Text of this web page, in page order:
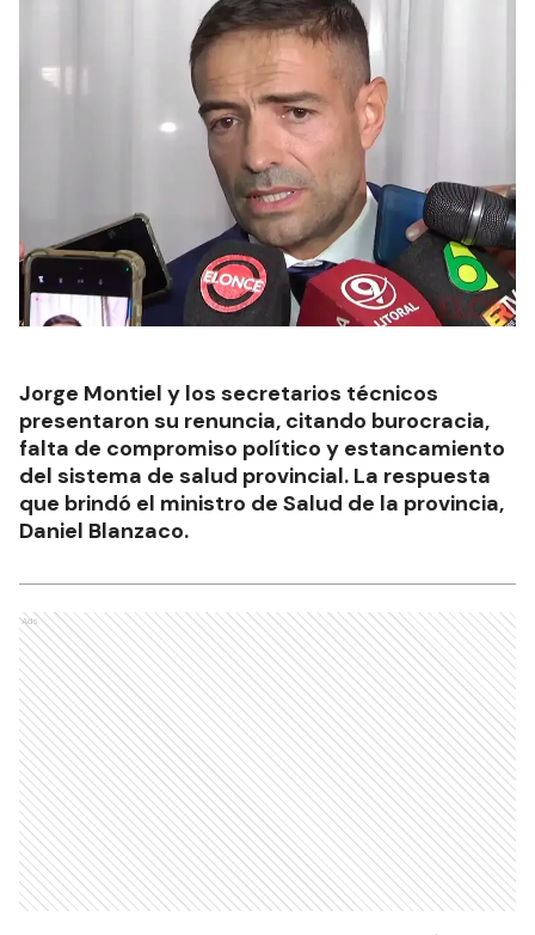
Jorge Montiel y los secretarios técnicos
presentaron su renuncia, citando burocracia,
falta de compromiso político y estancamiento
del sistema de salud provincial. La respuesta
que brindó el ministro de Salud de la provincia,
Daniel Blanzaco.
Ads